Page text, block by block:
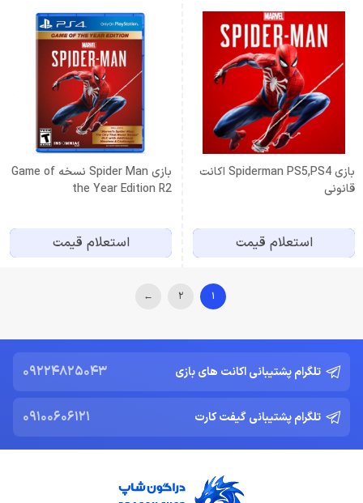
بازی Spiderman PS5,PS4 اکانت
قانونی
استعلام قیمت
بازی Spider Man نسخه Game of
the Year Edition R2
استعلام قیمت
1
2
←
تلگرام پشتیبانی اکانت های بازی 09224825043
تلگرام پشتیبانی گیفت کارت 09100606121